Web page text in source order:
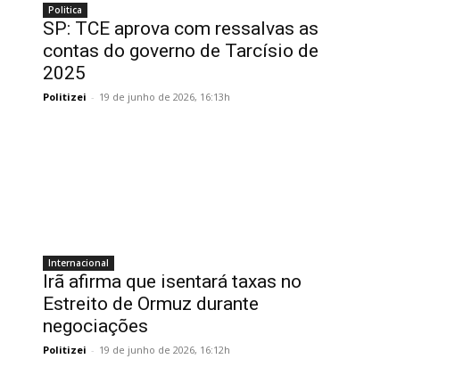
Politica
SP: TCE aprova com ressalvas as
contas do governo de Tarcísio de
2025
Politizei - 19 de junho de 2026, 16:13h
Internacional
Irã afirma que isentará taxas no
Estreito de Ormuz durante
negociações
Politizei - 19 de junho de 2026, 16:12h